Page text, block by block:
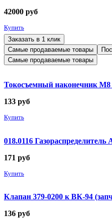
42000 руб
Купить
Заказать в 1 клик
Самые продаваемые товары
Самые продаваемые товары
Токосъемный наконечник
133 руб
Купить
018.0116
171 руб
Купить
Клапан 379-0200 к ВК-94
136 руб